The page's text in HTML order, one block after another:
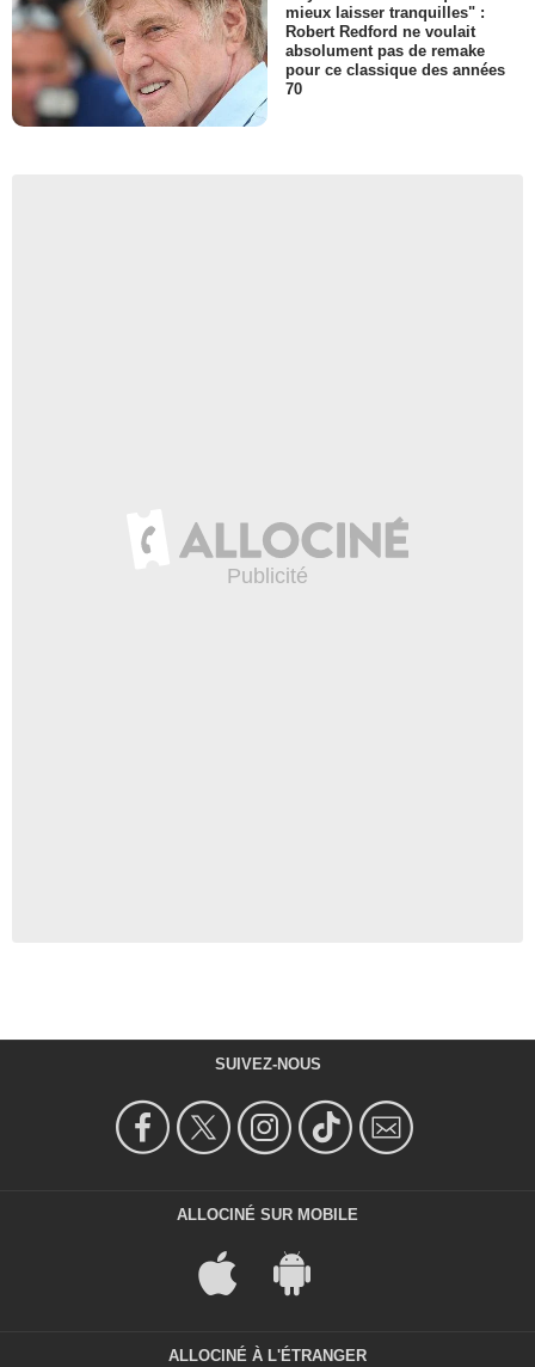
mieux laisser tranquilles" :
Robert Redford ne voulait
absolument pas de remake
pour ce classique des années
70
SUIVEZ-NOUS
ALLOCINÉ SUR MOBILE
ALLOCINÉ À L'ÉTRANGER